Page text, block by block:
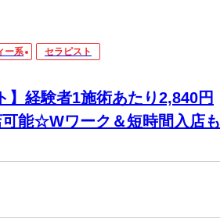
ー系 セラピスト
】経験者1施術あたり2,840円
可能☆Wワーク＆短時間入店も